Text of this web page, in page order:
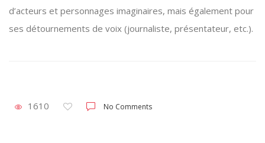
d’acteurs et personnages imaginaires, mais également pour
ses détournements de voix (journaliste, présentateur, etc.).
1610 No Comments